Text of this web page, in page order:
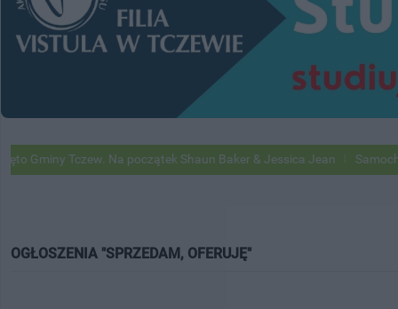
Gminy Tczew. Na początek Shaun Baker & Jessica Jean
OGŁOSZENIA "SPRZEDAM, OFERUJĘ"